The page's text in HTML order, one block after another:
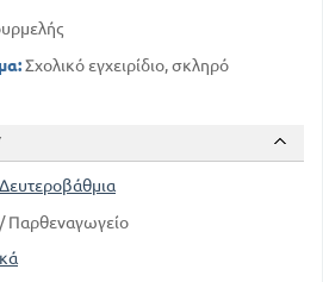
Σχολικό εγχειρίδιο, σκληρό
Δευτεροβάθμια
/ Παρθεναγωγείο